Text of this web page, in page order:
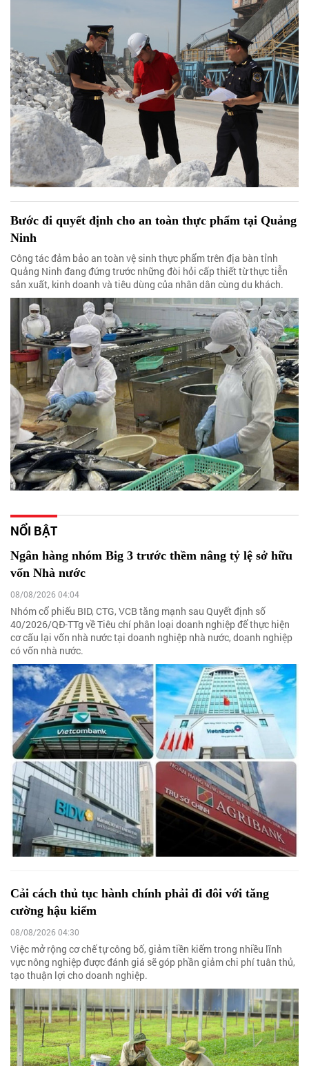
Bước đi quyết định cho an toàn thực phẩm tại Quảng
Ninh
Công tác đảm bảo an toàn vệ sinh thực phẩm trên địa bàn tỉnh
Quảng Ninh đang đứng trước những đòi hỏi cấp thiết từ thực tiễn
sản xuất, kinh doanh và tiêu dùng của nhân dân cùng du khách.
NỔI BẬT
Ngân hàng nhóm Big 3 trước thềm nâng tỷ lệ sở hữu
vốn Nhà nước
08/08/2026 04:04
Nhóm cổ phiếu BID, CTG, VCB tăng mạnh sau Quyết định số
40/2026/QĐ-TTg về Tiêu chí phân loại doanh nghiệp để thực hiện
cơ cấu lại vốn nhà nước tại doanh nghiệp nhà nước, doanh nghiệp
có vốn nhà nước.
Cải cách thủ tục hành chính phải đi đôi với tăng
cường hậu kiểm
08/08/2026 04:30
Việc mở rộng cơ chế tự công bố, giảm tiền kiểm trong nhiều lĩnh
vực nông nghiệp được đánh giá sẽ góp phần giảm chi phí tuân thủ,
tạo thuận lợi cho doanh nghiệp.